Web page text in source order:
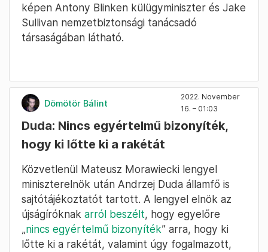
képen Antony Blinken külügyminiszter és Jake
Sullivan nemzetbiztonsági tanácsadó
társaságában látható.
Dömötör Bálint
2022. November
16. – 01:03
Duda: Nincs egyértelmű bizonyíték,
hogy ki lőtte ki a rakétát
Közvetlenül Mateusz Morawiecki lengyel
miniszterelnök után Andrzej Duda államfő is
sajtótájékoztatót tartott. A lengyel elnök az
újságíróknak arról beszélt, hogy egyelőre
„nincs egyértelmű bizonyíték” arra, hogy ki
lőtte ki a rakétát, valamint úgy fogalmazott,